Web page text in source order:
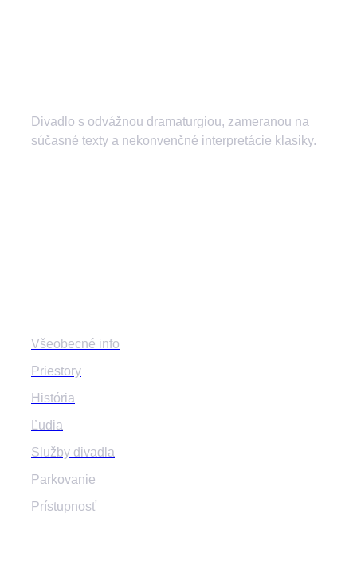
Divadlo s odvážnou dramaturgiou, zameranou na
súčasné texty a nekonvenčné interpretácie klasiky.
Všeobecné info
Priestory
História
Ľudia
Služby divadla
Parkovanie
Prístupnosť